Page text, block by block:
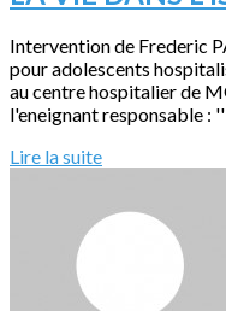
Intervention de Frederic
pour adolescents
au centre hospitalier de
l'eneignant responsable :
Lire la suite